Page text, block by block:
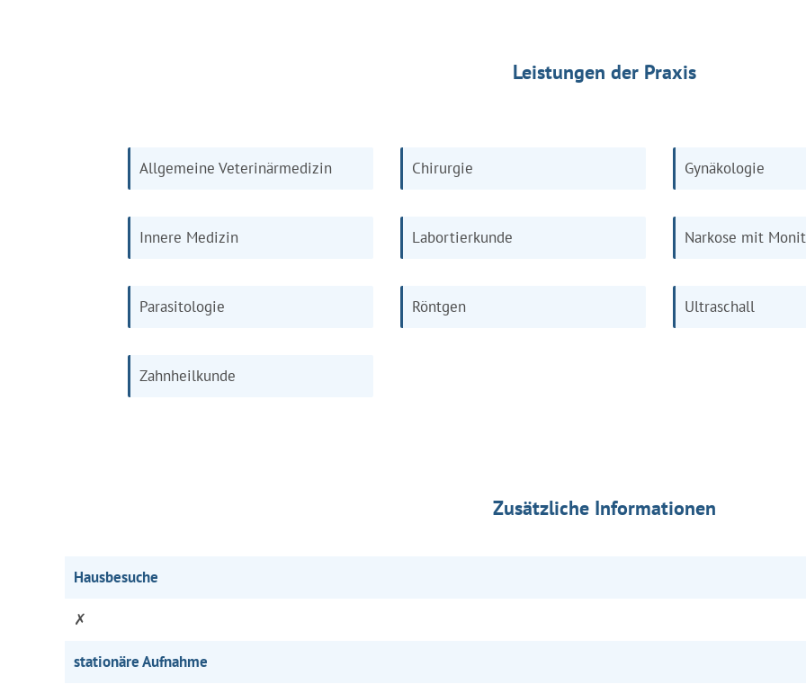
Leistungen der Praxis
Allgemeine Veterinärmedizin Chirurgie Gynäkologie
Innere Medizin Labortierkunde Narkose mit
Parasitologie Röntgen Ultraschall
Zahnheilkunde
Zusätzliche Informationen
Hausbesuche
✗
stationäre Aufnahme